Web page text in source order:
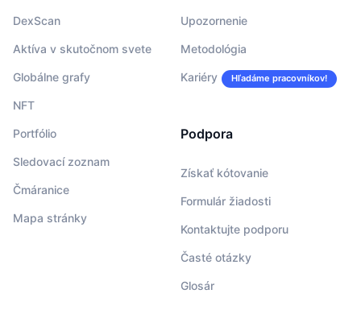
DexScan
Aktíva v skutočnom svete
Globálne grafy
NFT
Portfólio
Sledovací zoznam
Čmáranice
Mapa stránky
Upozornenie
Metodológia
Kariéry Hľadáme pracovníkov!
Podpora
Získať kótovanie
Formulár žiadosti
Kontaktujte podporu
Časté otázky
Glosár